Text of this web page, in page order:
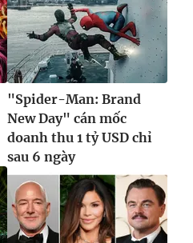
"Spider-Man: Brand
New Day" cán mốc
doanh thu 1 tỷ USD chỉ
sau 6 ngày